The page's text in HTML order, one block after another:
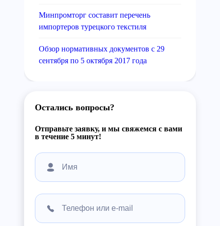
Минпромторг составит перечень
импортеров турецкого текстиля
Обзор нормативных документов с 29
сентября по 5 октября 2017 года
Остались вопросы?
Отправьте заявку, и мы свяжемся с вами
в течение 5 минут!